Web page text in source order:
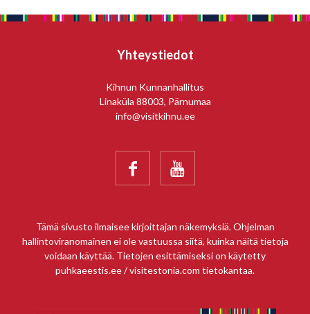
Yhteystiedot
Kihnun Kunnanhallitus
Linaküla 88003, Pärnumaa
info@visitkihnu.ee
 
Tämä sivusto ilmaisee kirjoittajan näkemyksiä. Ohjelman
hallintoviranomainen ei ole vastuussa siitä, kuinka näitä tietoja
voidaan käyttää. Tietojen esittämiseksi on käytetty
puhkaeestis.ee / visitestonia.com tietokantaa.